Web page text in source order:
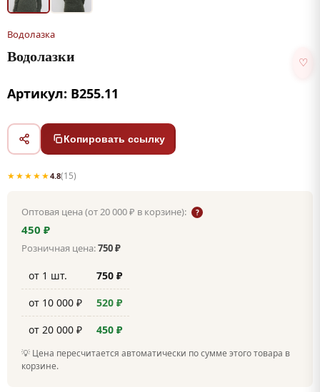
Водолазка
Водолазки ♡
Артикул: В255.11
Копировать ссылку
★★★★★4.8(15)
Оптовая цена (от 20 000 ₽ в корзине): ?
450 ₽
Розничная цена:750 ₽
от 1 шт.
750 ₽
от 10 000 ₽
520 ₽
от 20 000 ₽
450 ₽
💡 Цена пересчитается автоматически по сумме этого товара в
корзине.